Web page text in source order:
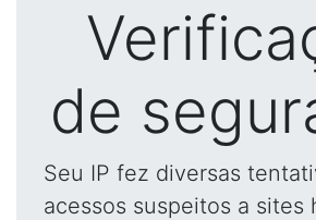
de
Seu IP fez diversas
acessos suspeitos a sites